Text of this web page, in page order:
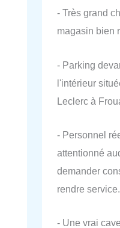
- Très grand
magasin bien
- Parking
l'intérieur
Leclerc à
- Personnel
attentionné
demander
rendre service.
- Une vrai